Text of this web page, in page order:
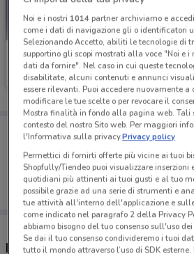
Petit Bateau
Scade il 19/05 24.2 km
Porta DoveConviene sempre
Puoi trovare le migliori offerte
salvarle e creare la tua lista
dal tuo cellulare.
Negozi Petit Bateau a Jesi
Noi e i nostri 1014partner archiviamo e
come i dati di navigazione gli o identificatori
Selezionando Accetto, abiliti le tecnologie di
supportino gli scopi mostrati alla voce "Noi e
dati da fornire". Nel caso in cui queste
disabilitate, alcuni contenuti e annunci
essere rilevanti. Puoi accedere nuovamente a
modificare le tue scelte o per revocare il
Mostra finalità in fondo alla pagina web. Tali
contesto del nostro Sito web. Per maggiori
l'Informativa sulla privacy.Privacy policy
Permettici di fornirti offerte più vicine ai tuoi
Shopfully/Tiendeo puoi visualizzare inserzioni
quotidiani più attinenti ai tuoi gusti e al tuo
possibile grazie ad una serie di strumenti e
tue attività all'interno dell'applicazione e
come indicato nel paragrafo 2 della Privacy
abbiamo bisogno del tuo consenso sull'uso
Se dai il tuo consenso condivideremo i tuoi
tutto il mondo attraverso l’uso di SDK